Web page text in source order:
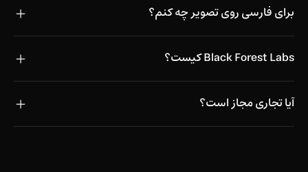
برای فارسی روی تصویر چه کنم؟
Black Forest Labs کیست؟
آیا تجاری مجاز است؟